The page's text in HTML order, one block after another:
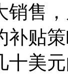
销售
补贴
十美